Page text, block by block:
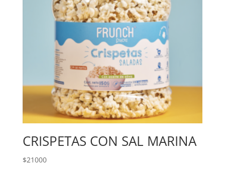
CRISPETAS CON SAL MARINA
$21000